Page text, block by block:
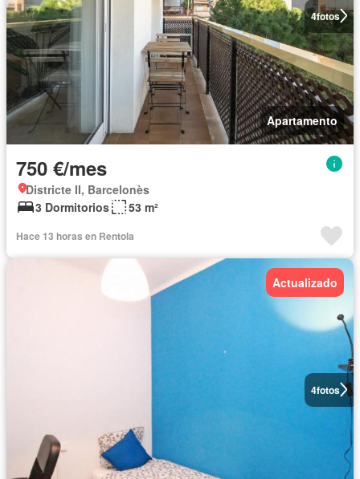
4fotos
Apartamento
750 €/mes
Districte II, Barcelonès
3 Dormitorios
53 m²
Hace 13 horas en Rentola
4fotos
Actualizado